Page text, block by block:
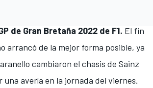
de Gran Bretaña 2022 de F1. El fin
arrancó de la mejor forma posible, ya
cambiaron el chasis de Sainz
una avería en la jornada del viernes.